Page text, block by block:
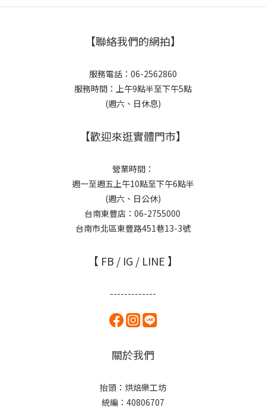
【聯絡我們的網拍】
服務電話：06-2562860
服務時間：上午9點半至下午5點
(週六、日休息)
【歡迎來逛實體門市】
營業時間：
週一至週五上午10點至下午6點半
(週六、日公休)
台南東豐店：06-2755000
台南市北區東豐路451巷13-3號
【 FB / IG / LINE 】
-------------
關於我們
抬頭：烘焙樂工坊
統編：40806707